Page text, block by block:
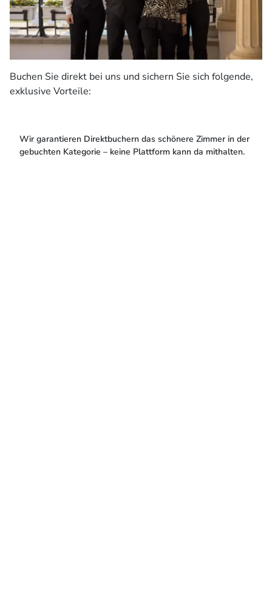
Buchen Sie direkt bei uns und sichern Sie sich folgende,
exklusive Vorteile:
Wir garantieren Direktbuchern das schönere Zimmer in der
gebuchten Kategorie – keine Plattform kann da mithalten.